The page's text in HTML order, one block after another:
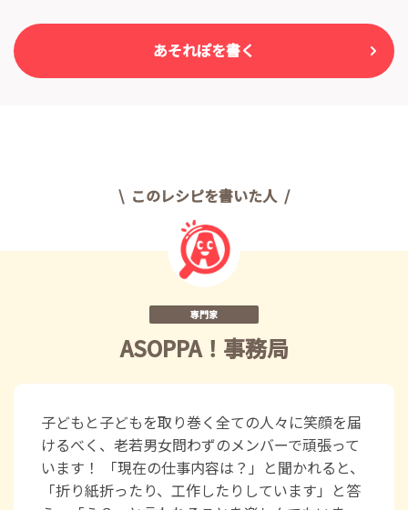
あそれぽを書く
このレシピを書いた人
専門家
ASOPPA！事務局
子どもと子どもを取り巻く全ての人々に笑顔を届
けるべく、老若男女問わずのメンバーで頑張って
います！ 「現在の仕事内容は？」と聞かれると、
「折り紙折ったり、工作したりしています」と答